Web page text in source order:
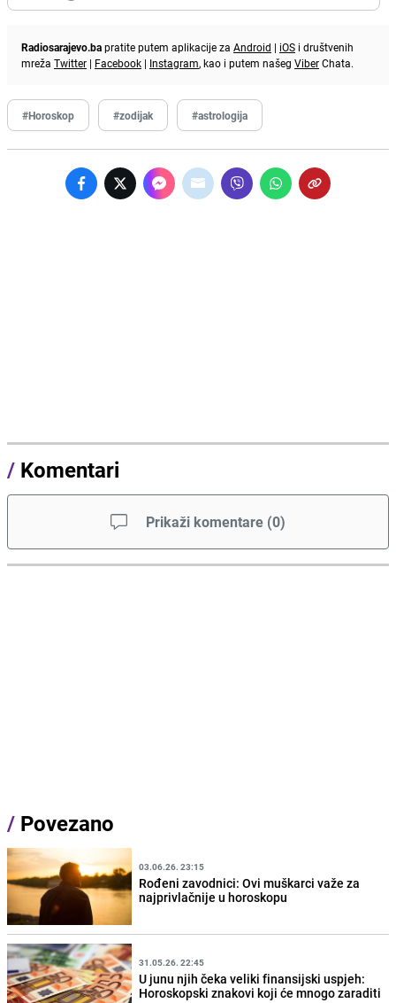
Radiosarajevo.bapratite putem aplikacije za Android | iOS i društvenih
mreža Twitter | Facebook | Instagram, kao i putem našeg ViberChata.
#Horoskop #zodijak #astrologija
/ Komentari
Prikaži komentare (0)
/ Povezano
03.06.26. 23:15
Rođeni zavodnici: Ovi muškarci važe za
najprivlačnije u horoskopu
31.05.26. 22:45
U junu njih čeka veliki finansijski uspjeh:
Horoskopski znakovi koji će mnogo zaraditi